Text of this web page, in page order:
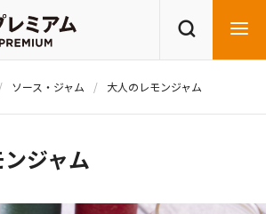
ソース・ジャム 大人のレモンジャム
ジャム